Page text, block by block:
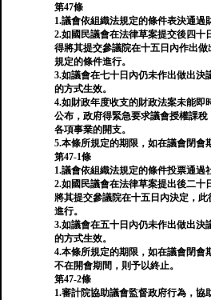
第47條
1.議會依組織法規定的條件表決通過
2.如國民議會在法律草案提交後四十
得將其提交參議院在十五日內作出
規定的條件進行。
3.如議會在七十日內仍未作出做出決
的方式生效。
4.如財政年度收支的財政法案未能即
公布，政府得緊急要求議會授權課
各項事業的開支。
5.本條所規定的期限，如在議會閉會
第47-1條
1.議會依組織法規定的條件投票通過
2.如國民議會在法律草案提出後二十
將其提交參議院在十五日內決定，
進行。
3.如議會在五十日內仍未作出做出決
的方式生效。
4.本條所規定的期限，如在議會閉會
不在開會期間，則予以終止。
第47-2條
1.審計院協助議會監督政府行為，協